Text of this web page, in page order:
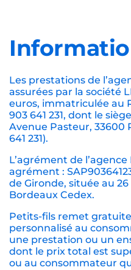
Les prestations de
assurées par la société
euros, immatriculée au
903 641 231, dont le
Avenue Pasteur, 33600
641 231).
L’agrément de
agrément :
de Gironde, située au
Bordeaux Cedex.
Petits-fils remet
personnalisé au
une prestation ou un
dont le prix total est
ou au consommateur